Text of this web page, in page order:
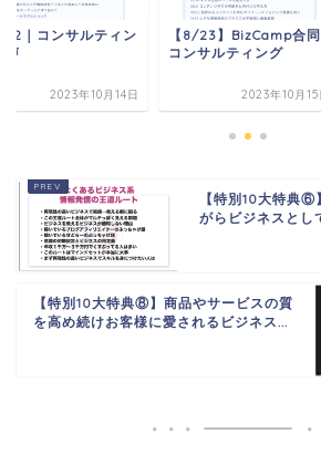
｜コンサルティン
声
2023年10月14日
【8/23】BizCamp合同
コンサルティング
2023年10月15
【特別10大特典
がらビジネスとし
【特別10大特典⑧】商品やサービスの質
を高め続けお客様に愛されるビジネス...